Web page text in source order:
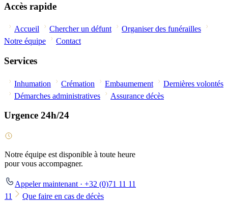
Accès rapide
Accueil Chercher un défunt
Organiser des funérailles
Notre équipe
Contact
Services
Inhumation Crémation Embaumement
Dernières volontés
Démarches administratives
Assurance décès
Urgence 24h/24
Notre équipe est disponible à toute heure
pour vous accompagner.
Appeler maintenant · +32 (0)71 11 11
11
Que faire en cas de décès